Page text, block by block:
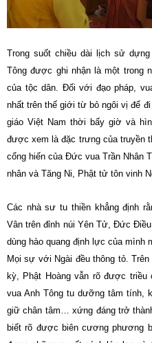
Trong suốt chiều dài lịch sử
Tông được ghi nhận là một trong
của tộc dân. Đối với đạo pháp,
nhất trên thế giới từ bỏ ngôi vị để
giáo Việt Nam thời bấy giờ và
được xem là đặc trưng của truyền
cống hiến của Đức vua Trần Nhân
nhân và Tăng Ni, Phật tử tôn vinh
Các nhà sư tu thiền khẳng định
Vân trên đỉnh núi Yên Tử, Đức
dùng hào quang định lực của mình
Mọi sự với Ngài đều thông tỏ.
kỳ, Phật Hoàng vẫn rõ được triều
vua Anh Tông tu dưỡng tâm tính,
giữ chân tâm… xứng đáng trở
biết rõ được biên cương phương